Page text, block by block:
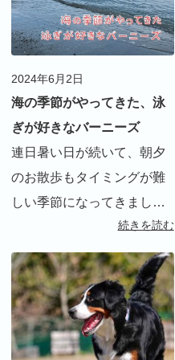
さい。 サー […]
2024年6月2日
海の季節がやってきた、泳
ぎが好きなバーニーズ
連日暑い日が続いて、朝夕
のお散歩もタイミングが難
しい季節になってきまし
た。しかし、リタにとって
は大好きな泳ぎの季節。今
年も早速始まりました。 積
極的に海に入るバーニーズ
はめずらしいのか、「泳ぐ
の？バーニーズでしょ？」
続きを読む